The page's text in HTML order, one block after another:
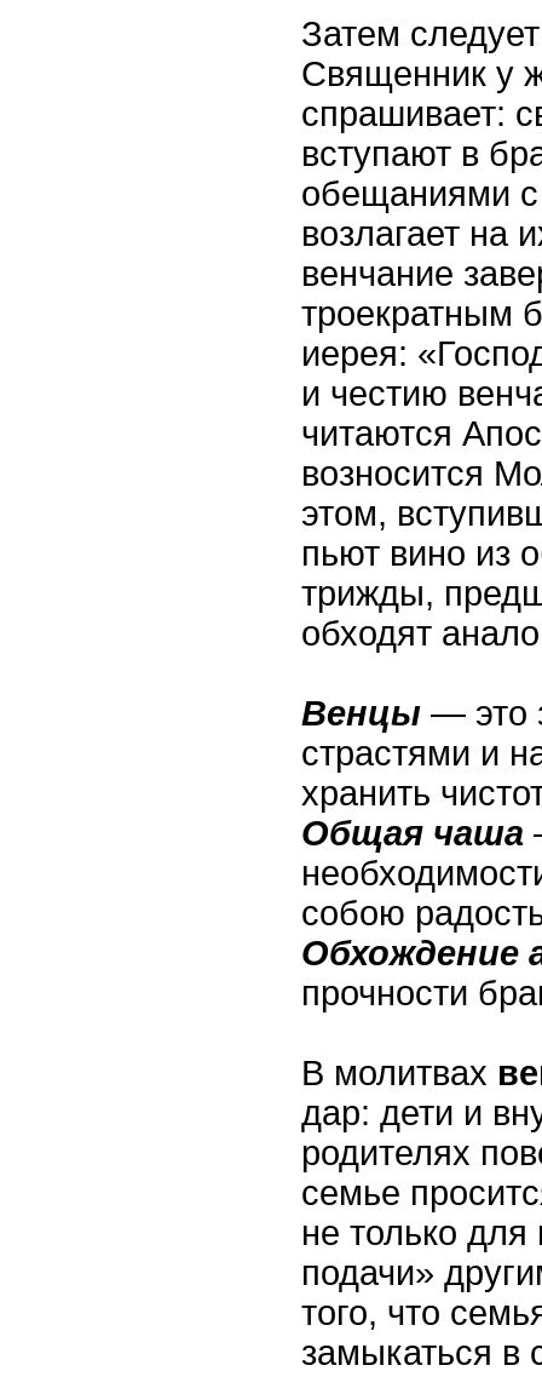
Затем
Священник у
спрашивает:
вступают в
обещаниями
возлагает на
венчание
троекратным
иерея:
и честию
читаются
возносится
этом,
пьют вино из
трижды,
обходят
Венцы — это
страстями и
хранить
Общая чаша
собою
Обхождение
прочности
В молитвах
дар: дети и
родителях
семье
не только
подачи»
того, что
замыкаться в